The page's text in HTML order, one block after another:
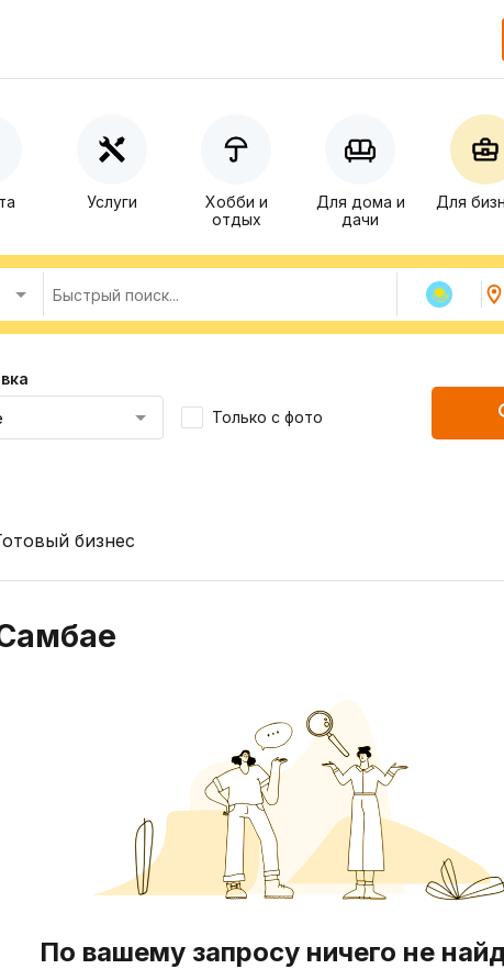
Услуги
Хобби и
отдых
Для дома и
дачи
Для
Только с фото
бизнес
По вашему запросу ничего не